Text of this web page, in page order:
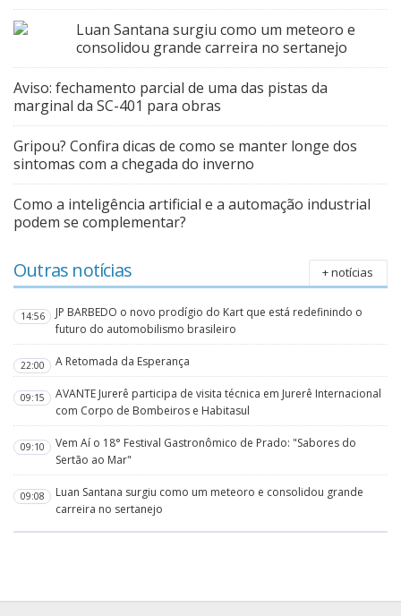
Luan Santana surgiu como um meteoro e
consolidou grande carreira no sertanejo
Aviso: fechamento parcial de uma das pistas da
marginal da SC-401 para obras
Gripou? Confira dicas de como se manter longe dos
sintomas com a chegada do inverno
Como a inteligência artificial e a automação industrial
podem se complementar?
Outras notícias + notícias
14:56
JP BARBEDO o novo prodígio do Kart que está redefinindo o
futuro do automobilismo brasileiro
22:00 A Retomada da Esperança
09:15
AVANTE Jurerê participa de visita técnica em Jurerê Internacional
com Corpo de Bombeiros e Habitasul
09:10
Vem Aí o 18° Festival Gastronômico de Prado: "Sabores do
Sertão ao Mar"
09:08
Luan Santana surgiu como um meteoro e consolidou grande
carreira no sertanejo